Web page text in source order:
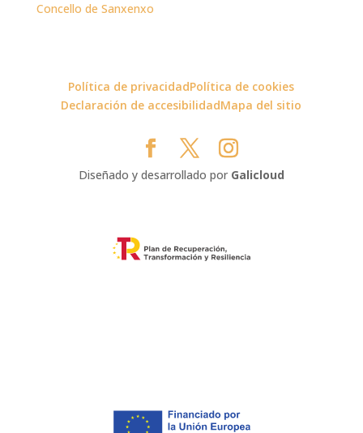
Concello de Sanxenxo
Política de privacidadPolítica de cookies
Declaración de accesibilidadMapa del sitio
Diseñado y desarrollado por Galicloud